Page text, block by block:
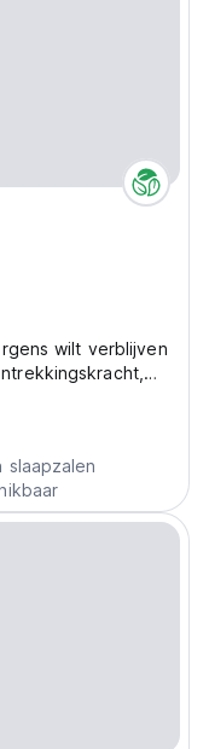
wilt verblijven
je weg te
slaapzalen